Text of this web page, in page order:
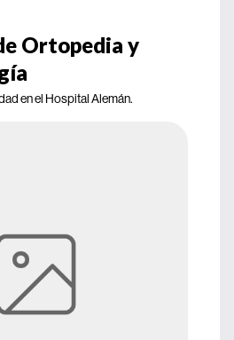
Ortopedia y
en el Hospital Alemán.